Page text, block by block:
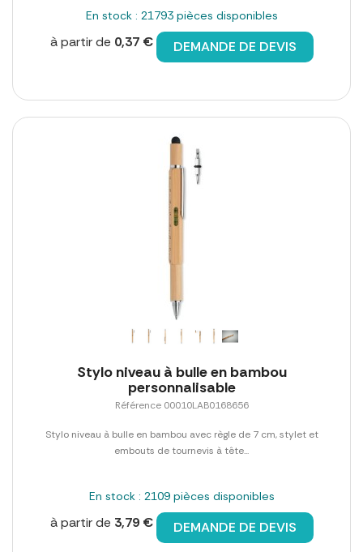
En stock : 21793 pièces disponibles
à partir de 0,37 € DEMANDE DE DEVIS
Stylo niveau à bulle en bambou
personnalisable
Référence 00010LAB0168656
Stylo niveau à bulle en bambou avec règle de 7 cm, stylet et
embouts de tournevis à tête...
En stock : 2109 pièces disponibles
à partir de 3,79 € DEMANDE DE DEVIS